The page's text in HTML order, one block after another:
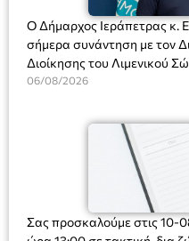
Ο Δήμαρχος Ιεράπετρας κ.
σήμερα συνάντηση με τον
Διοίκησης του Λιμενικού
Ακτοφυλακής (Λ.Σ.-ΕΛ.ΑΚΤ.),
06/08/2026
Σας προσκαλούμε στις 10-